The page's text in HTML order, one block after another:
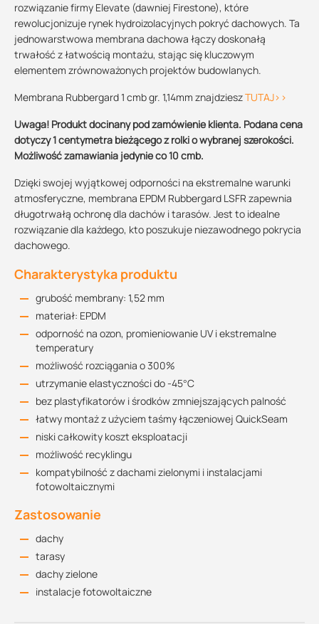
rozwiązanie firmy Elevate (dawniej Firestone), które
rewolucjonizuje rynek hydroizolacyjnych pokryć dachowych. Ta
jednowarstwowa membrana dachowa łączy doskonałą
trwałość z łatwością montażu, stając się kluczowym
elementem zrównoważonych projektów budowlanych.
Membrana Rubbergard 1 cmb gr. 1,14mm znajdzieszTUTAJ>>
Uwaga! Produkt docinany pod zamówienie klienta. Podana cena
dotyczy 1 centymetra bieżącego z rolki o wybranej szerokości.
Możliwość zamawiania jedynie co 10 cmb.
Dzięki swojej wyjątkowej odporności na ekstremalne warunki
atmosferyczne, membrana EPDM Rubbergard LSFR zapewnia
długotrwałą ochronę dla dachów i tarasów. Jest to idealne
rozwiązanie dla każdego, kto poszukuje niezawodnego pokrycia
dachowego.
Charakterystyka produktu
grubość membrany: 1,52 mm
materiał: EPDM
odporność na ozon, promieniowanie UV i ekstremalne
temperatury
możliwość rozciągania o 300%
utrzymanie elastyczności do -45°C
bez plastyfikatorów i środków zmniejszających palność
łatwy montaż z użyciem taśmy łączeniowej QuickSeam
niski całkowity koszt eksploatacji
możliwość recyklingu
kompatybilność z dachami zielonymi i instalacjami
fotowoltaicznymi
Zastosowanie
dachy
tarasy
dachy zielone
instalacje fotowoltaiczne